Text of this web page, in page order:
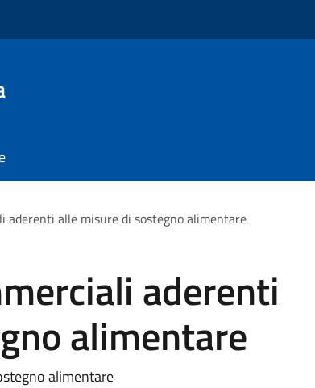
aderenti alle misure di sostegno alimentare
aderenti
alimentare
alimentare